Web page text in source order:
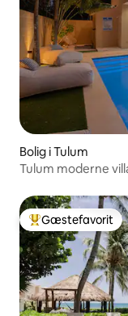
Bolig i Tulum
Tulum moderne
Bedste
Gæstefavorit